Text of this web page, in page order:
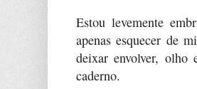
Estou levemente
apenas esquecer de
deixar envolver, olho
caderno.